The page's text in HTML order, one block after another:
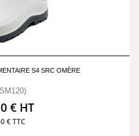
S4 SRC OMÈRE
€ HT
€ TTC